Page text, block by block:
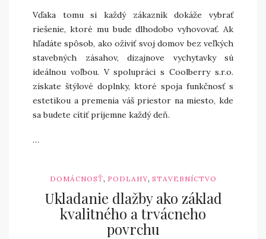
Vďaka tomu si každý zákazník dokáže vybrať
riešenie, ktoré mu bude dlhodobo vyhovovať. Ak
hľadáte spôsob, ako oživiť svoj domov bez veľkých
stavebných zásahov, dizajnove vychytavky sú
ideálnou voľbou. V spolupráci s Coolberry s.r.o.
získate štýlové doplnky, ktoré spoja funkčnosť s
estetikou a premenia váš priestor na miesto, kde
sa budete cítiť príjemne každý deň.
…
DOMÁCNOSŤ, PODLAHY, STAVEBNÍCTVO
Ukladanie dlažby ako základ
kvalitného a trvácneho
povrchu